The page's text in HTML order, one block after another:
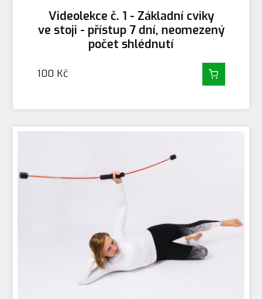
Videolekce č. 1 - Základní cviky
ve stoji - přístup 7 dní, neomezený
počet shlédnutí
100 Kč